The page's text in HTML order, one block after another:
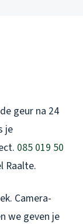
geur na 24
je
085 019 50
Raalte.
Camera-
we geven je